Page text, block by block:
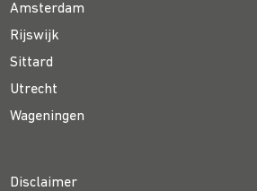
Amsterdam
Rijswijk
Sittard
Utrecht
Wageningen
Disclaimer